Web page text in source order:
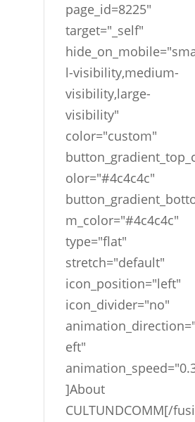
page_id=8225"
target="_self"
l-visibility,medium-
visibility,large-
visibility"
color="custom"
olor="#4c4c4c"
m_color="#4c4c4c"
type="flat"
stretch="default"
icon_position="left"
icon_divider="no"
eft"
]About
CULTUNDCOMM[/fusi